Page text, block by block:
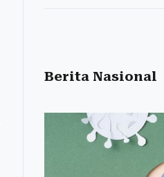
Berita Nasional